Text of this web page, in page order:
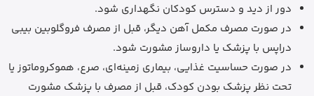
دور از دید و دسترس کودکان نگهداری شود.
در صورت مصرف مکمل آهن دیگر، قبل از مصرف فروگلوبین بیبی
دراپس با پزشک یا داروساز مشورت شود.
در صورت حساسیت غذایی، بیماری زمینه‌ای، صرع، هموکروماتوز یا
تحت نظر پزشک بودن کودک، قبل از مصرف با پزشک مشورت